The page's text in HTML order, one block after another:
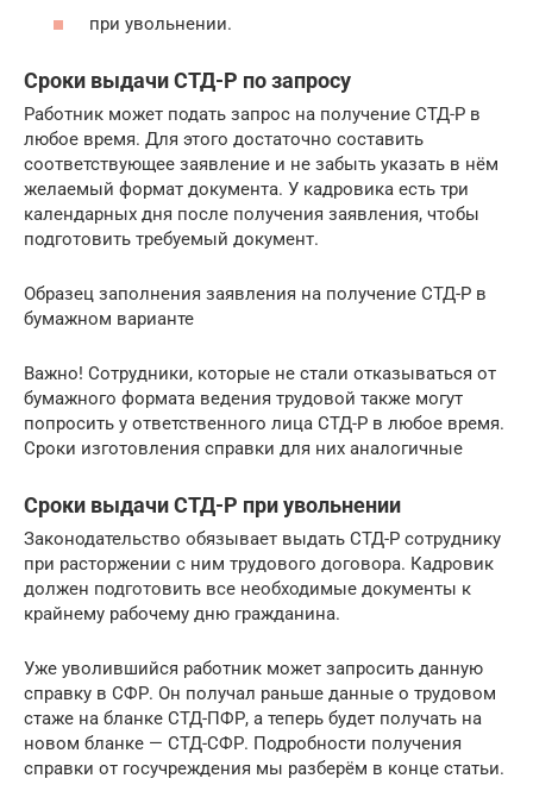
при увольнении.
Сроки выдачи СТД-Р по запросу
Работник может подать запрос на получение СТД-Р в
любое время. Для этого достаточно составить
соответствующее заявление и не забыть указать в нём
желаемый формат документа. У кадровика есть три
календарных дня после получения заявления, чтобы
подготовить требуемый документ.
Образец заполнения заявления на получение СТД-Р в
бумажном варианте
Важно! Сотрудники, которые не стали отказываться от
бумажного формата ведения трудовой также могут
попросить у ответственного лица СТД-Р в любое время.
Сроки изготовления справки для них аналогичные
Сроки выдачи СТД-Р при увольнении
Законодательство обязывает выдать СТД-Р сотруднику
при расторжении с ним трудового договора. Кадровик
должен подготовить все необходимые документы к
крайнему рабочему дню гражданина.
Уже уволившийся работник может запросить данную
справку в СФР. Он получал раньше данные о трудовом
стаже на бланке СТД-ПФР, а теперь будет получать на
новом бланке — СТД-СФР. Подробности получения
справки от госучреждения мы разберём в конце статьи.